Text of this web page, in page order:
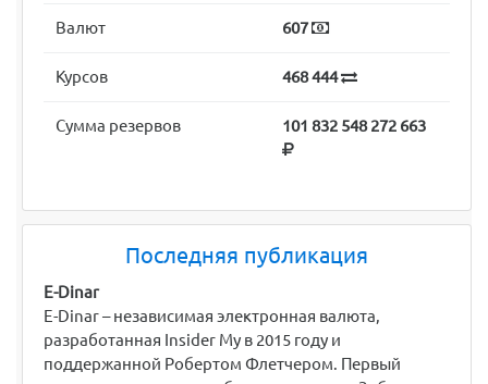
Валют 607
Курсов 468 444
Сумма резервов 101 832 548 272 663
Последняя публикация
E-Dinar
E-Dinar – независимая электронная валюта,
разработанная Insider My в 2015 году и
поддержанной Робертом Флетчером. Первый